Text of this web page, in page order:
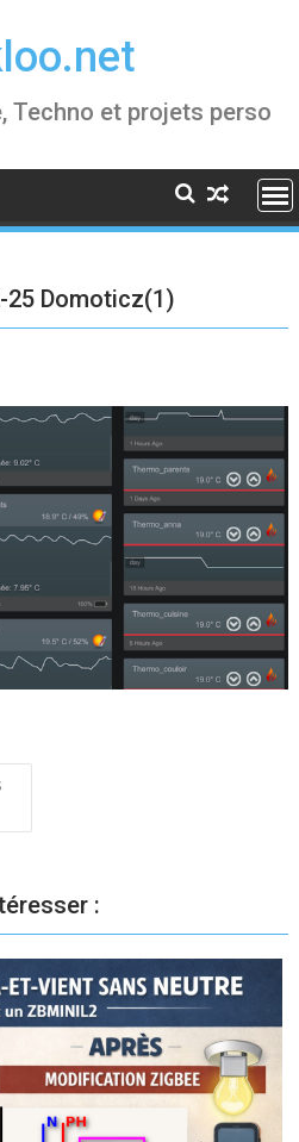
Techno et projets perso
25 Domoticz(1)
: